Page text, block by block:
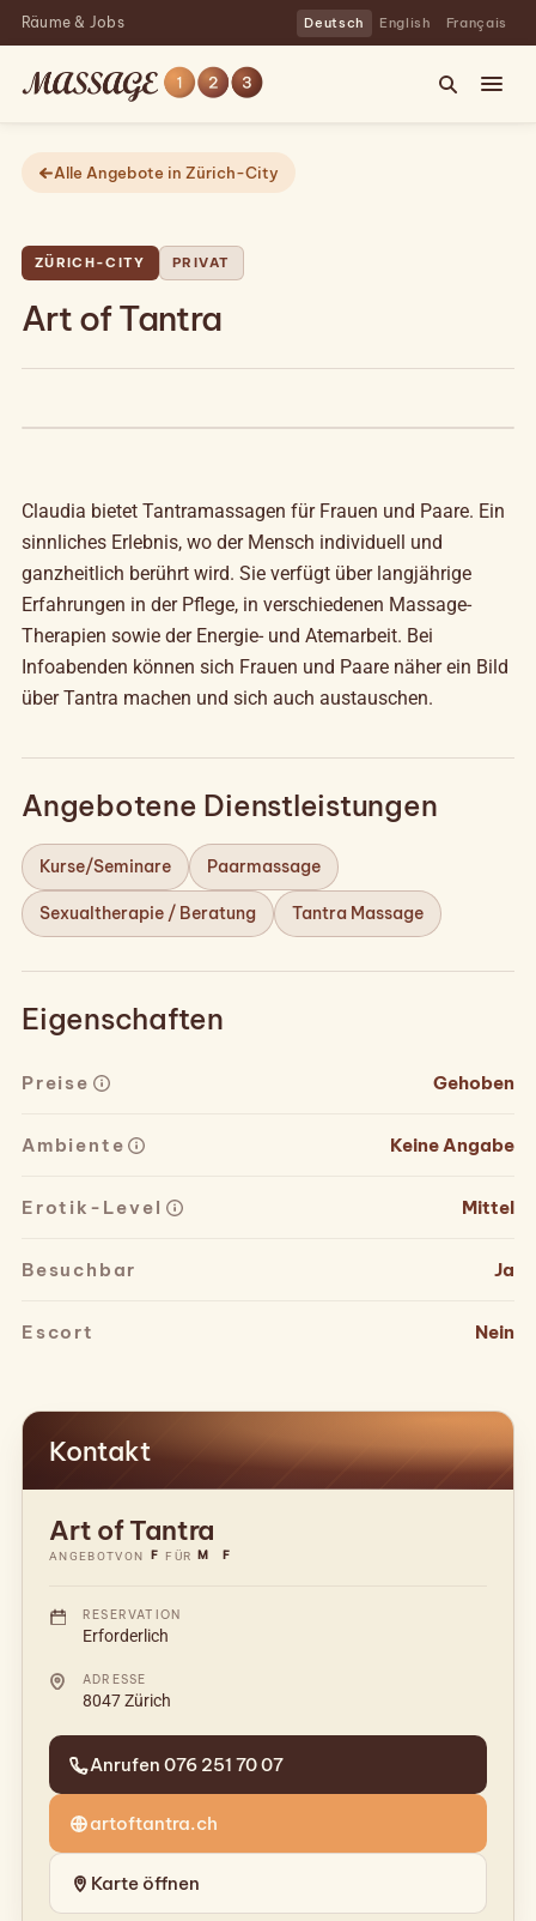
Räume & Jobs Deutsch English Français
Alle Angebote in Zürich-City
ZÜRICH-CITY PRIVAT
Art of Tantra
Claudia bietet Tantramassagen für Frauen und Paare. Ein
sinnliches Erlebnis, wo der Mensch individuell und
ganzheitlich berührt wird. Sie verfügt über langjährige
Erfahrungen in der Pflege, in verschiedenen Massage-
Therapien sowie der Energie- und Atemarbeit. Bei
Infoabenden können sich Frauen und Paare näher ein Bild
über Tantra machen und sich auch austauschen.
Angebotene Dienstleistungen
Kurse/Seminare Paarmassage
Sexualtherapie / Beratung Tantra Massage
Eigenschaften
Preise Gehoben
Ambiente Keine Angabe
Erotik-Level Mittel
Besuchbar Ja
Escort Nein
Kontakt
Art of Tantra
ANGEBOTVON F FÜR M F
RESERVATION
Erforderlich
ADRESSE
8047 Zürich
Anrufen 076 251 70 07
artoftantra.ch
Karte öffnen